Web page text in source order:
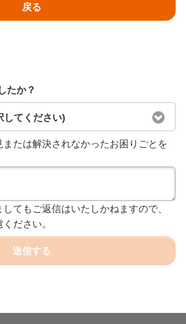
戻る
たか？
してください)
たは解決されなかったお困りごとを
てもご返信はいたしかねますので、
ださい。
送信する